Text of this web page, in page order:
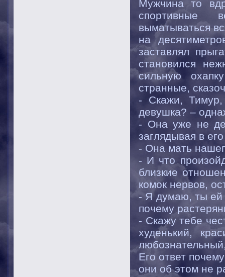
Мужчина то
спортивные
выматываться
на
заставлял
становился
сильную
странные,
- Скажи,
девушка? –
- Она уже не
заглядывая в
- Она мать
- И что
близкие
комок нервов,
- Я думаю, ты ей
почему
- Скажу тебе
худенький,
Его ответ
они об этом не